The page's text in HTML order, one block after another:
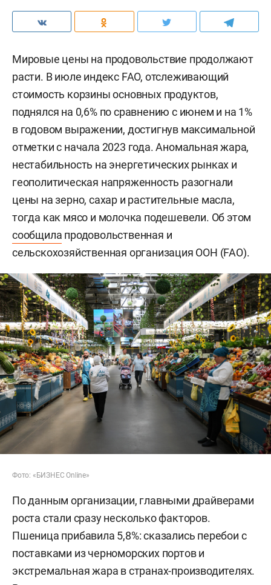
Мировые цены на продовольствие продолжают
расти. В июле индекс FAO, отслеживающий
стоимость корзины основных продуктов,
поднялся на 0,6% по сравнению с июнем и на 1%
в годовом выражении, достигнув максимальной
отметки с начала 2023 года. Аномальная жара,
нестабильность на энергетических рынках и
геополитическая напряженность разогнали
цены на зерно, сахар и растительные масла,
тогда как мясо и молочка подешевели. Об этом
сообщила продовольственная и
сельскохозяйственная организация ООН (FAO).
Фото: «БИЗНЕС Online»
По данным организации, главными драйверами
роста стали сразу несколько факторов.
Пшеница прибавила 5,8%: сказались перебои с
поставками из черноморских портов и
экстремальная жара в странах-производителях.